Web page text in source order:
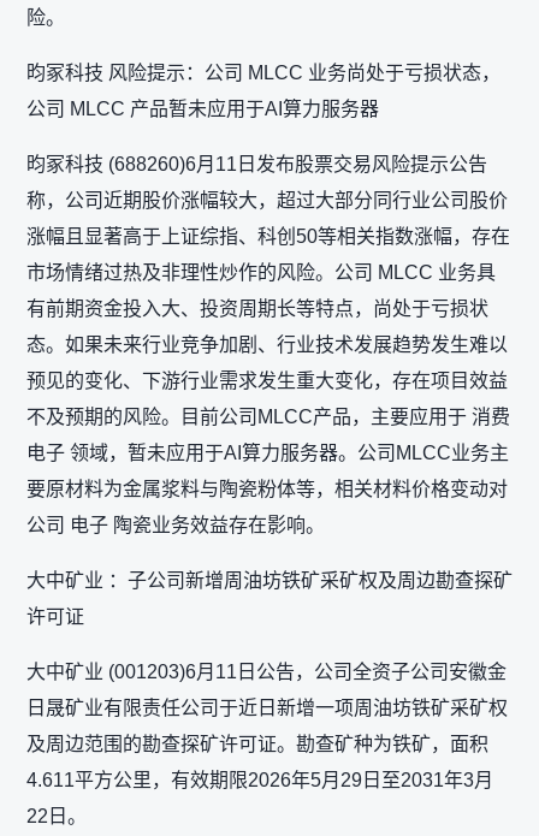
险。
昀冢科技 风险提示：公司 MLCC 业务尚处于亏损状态，
公司 MLCC 产品暂未应用于AI算力服务器
昀冢科技 (688260)6月11日发布股票交易风险提示公告
称，公司近期股价涨幅较大，超过大部分同行业公司股价
涨幅且显著高于上证综指、科创50等相关指数涨幅，存在
市场情绪过热及非理性炒作的风险。公司 MLCC 业务具
有前期资金投入大、投资周期长等特点，尚处于亏损状
态。如果未来行业竞争加剧、行业技术发展趋势发生难以
预见的变化、下游行业需求发生重大变化，存在项目效益
不及预期的风险。目前公司MLCC产品，主要应用于 消费
电子 领域，暂未应用于AI算力服务器。公司MLCC业务主
要原材料为金属浆料与陶瓷粉体等，相关材料价格变动对
公司 电子 陶瓷业务效益存在影响。
大中矿业 ：子公司新增周油坊铁矿采矿权及周边勘查探矿
许可证
大中矿业 (001203)6月11日公告，公司全资子公司安徽金
日晟矿业有限责任公司于近日新增一项周油坊铁矿采矿权
及周边范围的勘查探矿许可证。勘查矿种为铁矿，面积
4.611平方公里，有效期限2026年5月29日至2031年3月
22日。